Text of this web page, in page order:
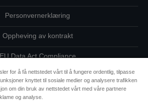
Personvernerklæring
Oppheving av kontrakt
Data Act Compliance
vedrørende personopplysningene dine
om informasjonskapsler
for å få nettstedet vårt til å fungere ordentlig, tilpasse
knyttet til sosiale medier og analysere trafikken
om din bruk av nettstedet vårt med våre partnere
og analyse.